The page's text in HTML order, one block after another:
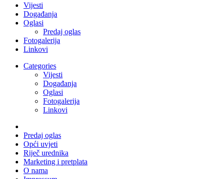
Vijesti
Događanja
Oglasi
Predaj oglas
Fotogalerija
Linkovi
Categories
Vijesti
Događanja
Oglasi
Fotogalerija
Linkovi
Predaj oglas
Opći uvjeti
Riječ urednika
Marketing i pretplata
O nama